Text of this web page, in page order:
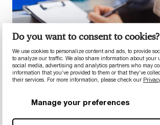
Do you want to consent to cookies?
We use cookies to personalize content and ads, to provide
to analyze our traffic. We also share information about your
social media, advertising and analytics partners who may
information that you’ve provided to them or that they’ve
their services. For more information, please check our
Manage your preferences
TROUVER DES ALTERNATIVES
Vous accompagner dans
transition